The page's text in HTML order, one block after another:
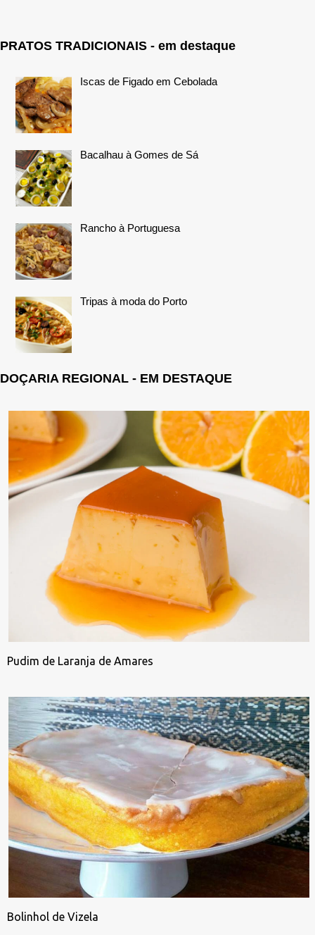
PRATOS TRADICIONAIS - em destaque
Iscas de Figado em Cebolada
Bacalhau à Gomes de Sá
Rancho à Portuguesa
Tripas à moda do Porto
DOÇARIA REGIONAL - EM DESTAQUE
Pudim de Laranja de Amares
Bolinhol de Vizela